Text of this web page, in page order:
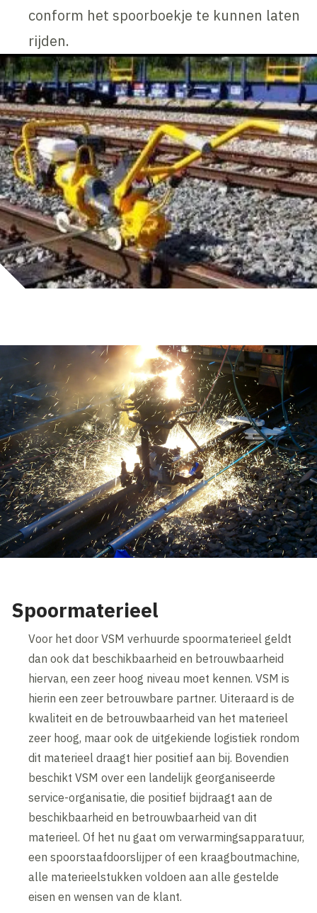
conform het spoorboekje te kunnen laten
rijden.
Spoormaterieel
Voor het door VSM verhuurde spoormaterieel geldt
dan ook dat beschikbaarheid en betrouwbaarheid
hiervan, een zeer hoog niveau moet kennen. VSM is
hierin een zeer betrouwbare partner. Uiteraard is de
kwaliteit en de betrouwbaarheid van het materieel
zeer hoog, maar ook de uitgekiende logistiek rondom
dit materieel draagt hier positief aan bij. Bovendien
beschikt VSM over een landelijk georganiseerde
service-organisatie, die positief bijdraagt aan de
beschikbaarheid en betrouwbaarheid van dit
materieel. Of het nu gaat om verwarmingsapparatuur,
een spoorstaafdoorslijper of een kraagboutmachine,
alle materieelstukken voldoen aan alle gestelde
eisen en wensen van de klant.